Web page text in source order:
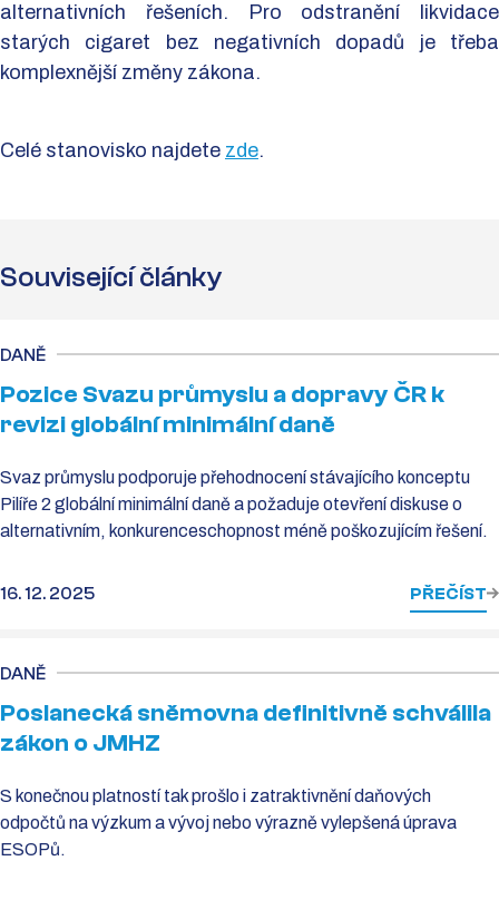
alternativních řešeních. Pro odstranění likvidace
starých cigaret bez negativních dopadů je třeba
komplexnější změny zákona.
Celé stanovisko najdete zde.
Související články
DANĚ
Pozice Svazu průmyslu a dopravy ČR k
revizi globální minimální daně
Svaz průmyslu podporuje přehodnocení stávajícího konceptu
Pilíře 2 globální minimální daně a požaduje otevření diskuse o
alternativním, konkurenceschopnost méně poškozujícím řešení.
16. 12. 2025 PŘEČÍST
DANĚ
Poslanecká sněmovna definitivně schválila
zákon o JMHZ
S konečnou platností tak prošlo i zatraktivnění daňových
odpočtů na výzkum a vývoj nebo výrazně vylepšená úprava
ESOPů.